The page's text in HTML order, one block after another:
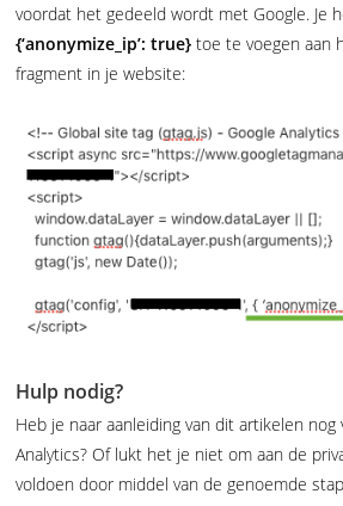
voordat het gedeeld wordt met Google. Je
{‘anonymize_ip’: true}toe te voegen aan
fragment in je website:
Hulp nodig?
Heb je naar aanleiding van dit artikelen nog
Analytics? Of lukt het je niet om aan de
voldoen door middel van de genoemde